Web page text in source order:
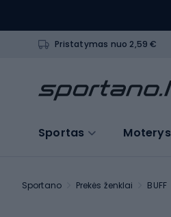
Pristatymas nuo 2,59 €
Sportas Moterys
Sportano Prekės ženklai BUFF